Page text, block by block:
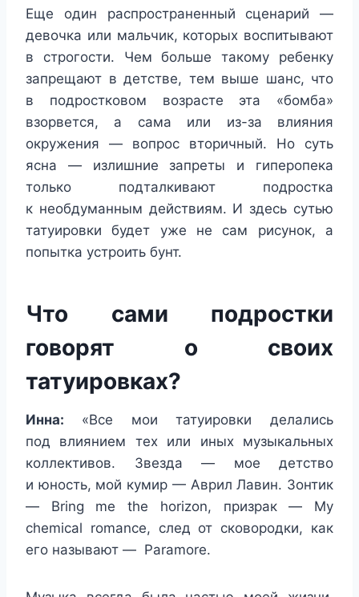
Еще один распространенный сценарий —
девочка или мальчик, которых воспитывают
в строгости. Чем больше такому ребенку
запрещают в детстве, тем выше шанс, что
в подростковом возрасте эта «бомба»
взорвется, а сама или из-за влияния
окружения — вопрос вторичный. Но суть
ясна — излишние запреты и гиперопека
только подталкивают подростка
к необдуманным действиям. И здесь сутью
татуировки будет уже не сам рисунок, а
попытка устроить бунт.
Что сами подростки
говорят о своих
татуировках?
Инна: «Все мои татуировки делались
под влиянием тех или иных музыкальных
коллективов. Звезда — мое детство
и юность, мой кумир — Аврил Лавин. Зонтик
— Bring me the horizon, призрак — My
chemical romance, след от сковородки, как
его называют — Paramore.